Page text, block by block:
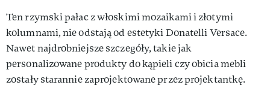
Ten rzymski pałac z włoskimi mozaikami i złotymi
kolumnami, nie odstają od estetyki Donatelli Versace.
Nawet najdrobniejsze szczegóły, takie jak
personalizowane produkty do kąpieli czy obicia mebli
zostały starannie zaprojektowane przez projektantkę.